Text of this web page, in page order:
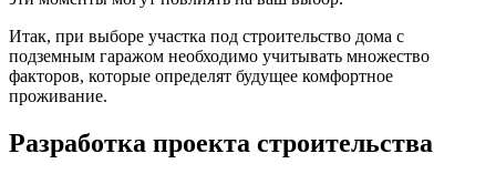
Итак, при выборе участка под строительство дома с
подземным гаражом необходимо учитывать множество
факторов, которые определят будущее комфортное
проживание.
Разработка проекта строительства